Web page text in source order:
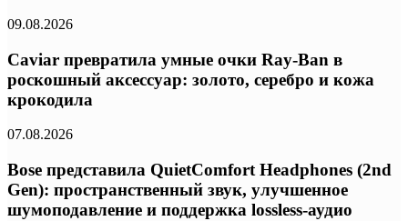
09.08.2026
Caviar превратила умные очки Ray-Ban в
роскошный аксессуар: золото, серебро и кожа
крокодила
07.08.2026
Bose представила QuietComfort Headphones (2nd
Gen): пространственный звук, улучшенное
шумоподавление и поддержка lossless-аудио